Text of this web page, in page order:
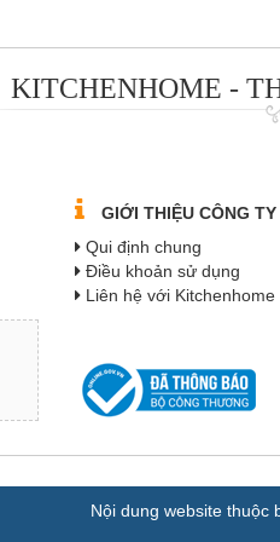
KITCHENHOME -
GIỚI THIỆU CÔNG TY
Qui định chung
Điều khoản sử dụng
Liên hệ với Kitchenhome
Nội dung website thuộc